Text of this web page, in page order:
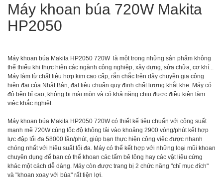
Máy khoan búa 720W Makita
HP2050
Máy khoan búa Makita HP2050 720W là một trong những sản phẩm không
thể thiếu khi thực hiện các ngành công nghiệp, xây dựng, sửa chữa, cơ khí...
Máy làm từ chất liệu hợp kim cao cấp, rắn chắc trên dây chuyền gia công
hiện đại của Nhật Bản, đạt tiêu chuẩn quy định chất lượng khắt khe. Máy có
độ bền bỉ cao, không bị mài mòn và có khả năng chịu được điều kiện làm
việc khắc nghiệt.
Máy khoan búa Makita HP2050 720W có thiết kế tiêu chuẩn với công suất
mạnh mẽ 720W cùng tốc độ không tải vào khoảng 2900 vòng/phút kết hợp
lực đập tối đa 58000 lần/phút, giúp bạn thực hiện công việc được nhanh
chóng nhất với hiệu suất tối đa. Máy có thể kết hợp với những loại mũi khoan
chuyên dụng để bạn có thể khoan các tấm bê tông hay các vật liệu cứng
khác một cách dễ dàng. Máy còn được trang bị 2 chức năng "chỉ mục đích"
và "khoan xoay với búa" rất tiện lợi.